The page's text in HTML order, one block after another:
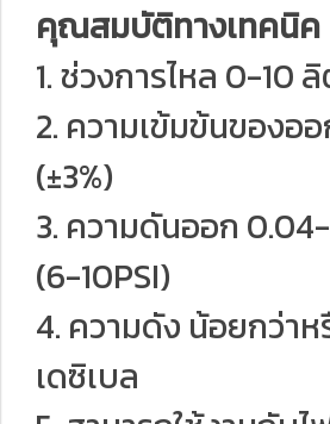
คุณสมบัติทางเทคนิค
1. ช่วงการไหล 0-10
2. ความเข้มข้นของอ
(±3%)
3. ความดันออก
(6-10PSI)
4. ความดัง น้อยกว่าห
เดซิเบล